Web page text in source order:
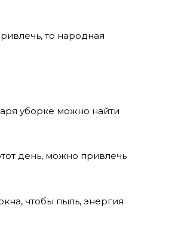
то народная
уборке можно найти
день, можно привлечь
чтобы пыль, энергия